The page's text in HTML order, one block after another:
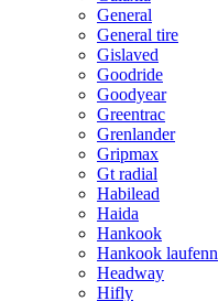
General
General tire
Gislaved
Goodride
Goodyear
Greentrac
Grenlander
Gripmax
Gt radial
Habilead
Haida
Hankook
Hankook laufenn
Headway
Hifly